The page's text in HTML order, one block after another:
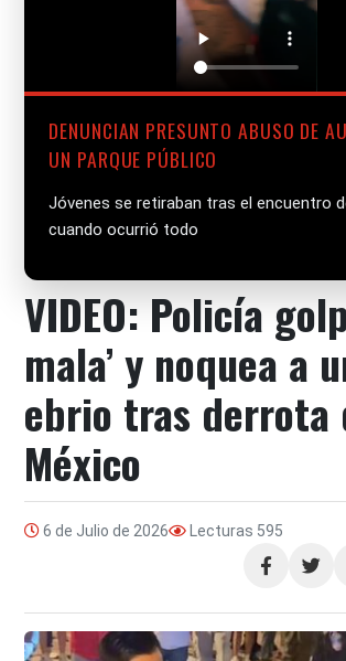
DENUNCIAN PRESUNTO ABUSO DE
UN PARQUE PÚBLICO
Jóvenes se retiraban tras el encuentro
cuando ocurrió todo
VIDEO: Policía
mala’ y noquea a
ebrio tras derrota
México
6 de Julio de 2026 Lecturas 595
Compartir